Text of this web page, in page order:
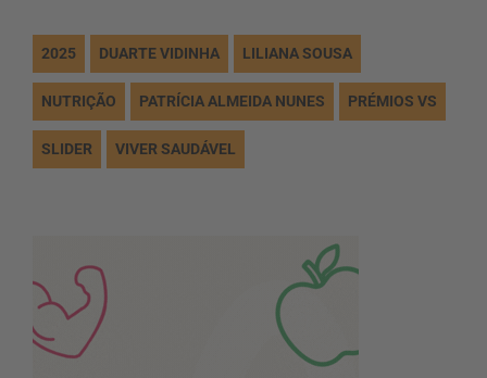
2025 DUARTE VIDINHA LILIANA SOUSA
NUTRIÇÃO PATRÍCIA ALMEIDA NUNES PRÉMIOS VS
SLIDER VIVER SAUDÁVEL